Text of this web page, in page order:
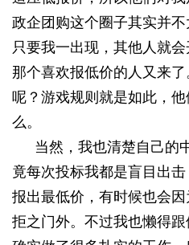
政企团购这个圈子其实并
只要我一出现，其他人就会
那个喜欢报低价的人又来
呢？游戏规则就是如此，
么。
当然，我也清楚自己的
竟每次投标我都是盲目出
报出最低价，有时候也会
拒之门外。不过我也懒得